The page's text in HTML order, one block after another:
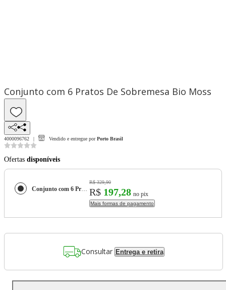
Conjunto com 6 Pratos De Sobremesa Bio Moss
4000096762 Vendido e entregue por Porto Brasil
Ofertas disponíveis
Conjunto com 6 Pratos De Sobremesa Bio Moss
R$ 329,90
R$ 197,28 no pix
Mais formas de pagamento
Consultar Entrega e retira